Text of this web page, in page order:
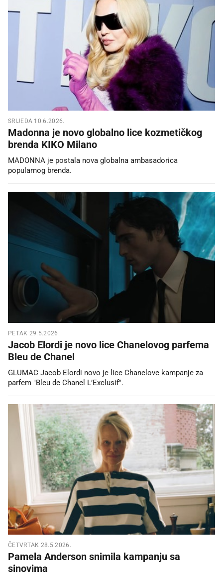
SRIJEDA 10.6.2026.
Madonna je novo globalno lice kozmetičkog
brenda KIKO Milano
MADONNA je postala nova globalna ambasadorica
popularnog brenda.
PETAK 29.5.2026.
Jacob Elordi je novo lice Chanelovog parfema
Bleu de Chanel
GLUMAC Jacob Elordi novo je lice Chanelove kampanje za
parfem "Bleu de Chanel L’Exclusif".
ČETVRTAK 28.5.2026.
Pamela Anderson snimila kampanju sa
sinovima